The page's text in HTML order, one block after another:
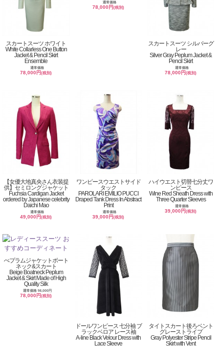
スカートスーツ ホワイト
White Collarless One Button
Jacket & Pencil Skirt
Ensemble
通常価格
78,000円(税別)
通常価格
78,000円(税別)
スカートスーツ シルバーグ
レー
Silver Gray Peplum Jacket &
Pencil Skirt
通常価格
78,000円(税別)
【女優大地真央さん衣装提
供】セミロングジャケット
Fuchsia Cardigan Jacket
ordered by Japanese celebrity
Daichi Mao
通常価格
49,000円(税別)
ワンピースウエストサイド
タック
PAROLARI EMILIO PUCCI
Draped Tank Dress In Abstract
Print
通常価格
39,000円(税別)
ハイウエスト切替七分丈ワ
ンピース
Wine Red Sheath Dress with
Three Quarter Sleeves
通常価格
39,000円(税別)
ぺプラムジャケットボート
ネック&スカート
Beige Boatneck Peplum
Jacket & Skirt Made of High
Quality Silk
通常価格 98,000円
78,000円(税別)
ドールワンピース 七分袖 ブ
ラックベロア レース袖
A-line Black Velour Dress with
Lace Sleeve
タイトスカート後ろベント
グレーストライプ
Gray Polyester Stripe Pencil
Skirt with Vent